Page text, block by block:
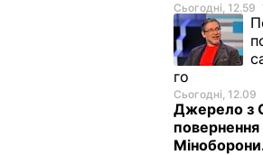
Сьогодні, 12.59
го
Сьогодні, 12.09
Джерело з